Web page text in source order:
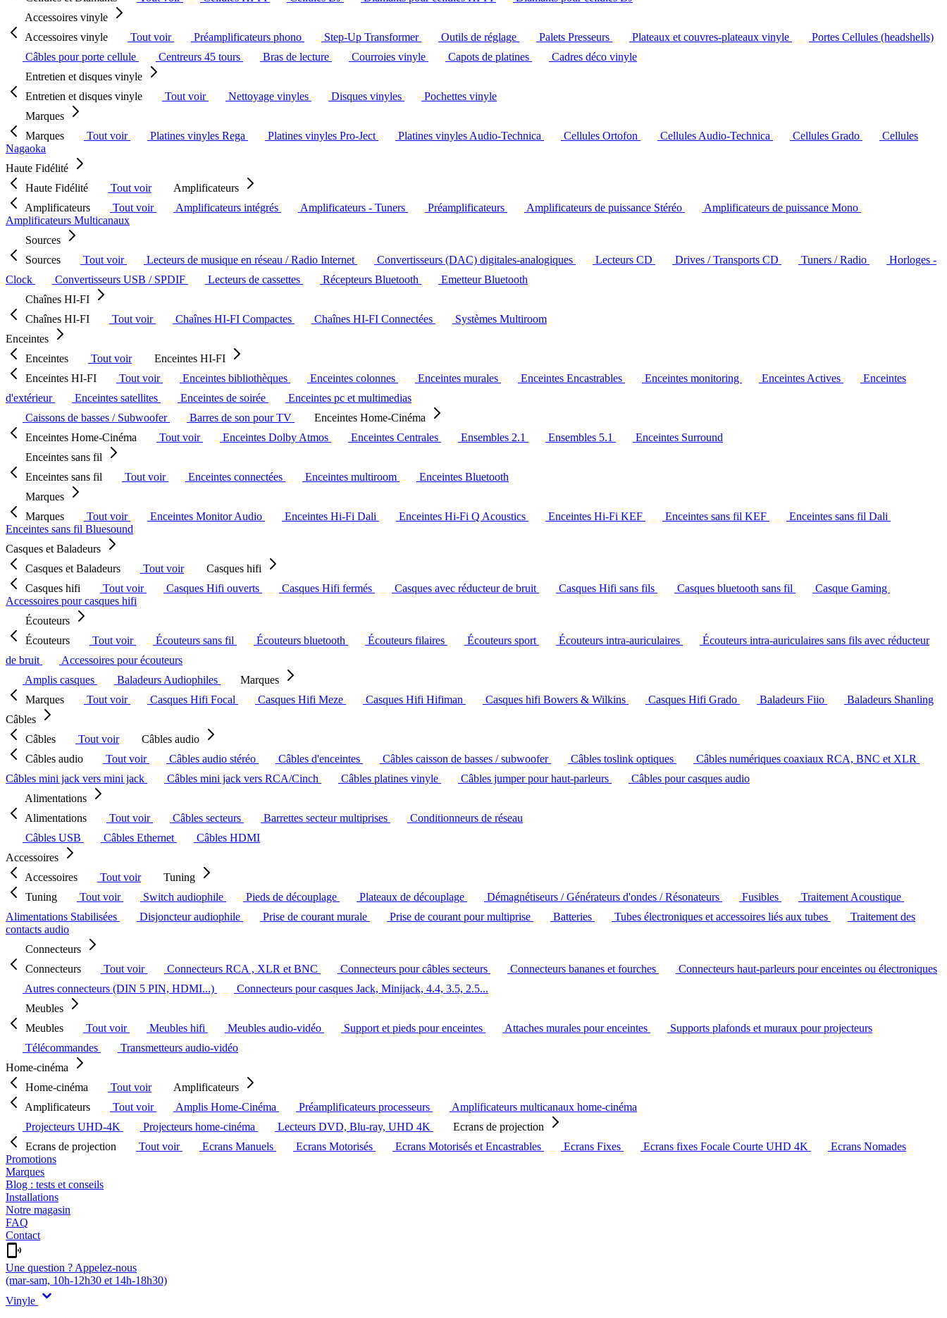
Accessoires vinyle
Accessoires vinyle
Tout voir Préamplificateurs phono Step-Up Transformer Outils de réglage Palets Presseurs Plateaux et couvres-plateaux vinyle
Portes Cellules (headshells)
Câbles pour porte cellule
Centreurs 45 tours Bras de lecture Courroies vinyle Capots de platines
Cadres déco vinyle
Entretien et disques vinyle
Entretien et disques vinyle
Tout voir Nettoyage vinyles Disques vinyles
Pochettes vinyle
Marques
Marques
Tout voir Platines vinyles Rega Platines vinyles Pro-Ject Platines vinyles Audio-Technica Cellules Ortofon Cellules Audio-Technica Cellules Grado
Cellules
Nagaoka
Haute Fidélité
Haute Fidélité
Tout voir
Amplificateurs
Amplificateurs
Tout voir Amplificateurs intégrés Amplificateurs - Tuners Préamplificateurs Amplificateurs de puissance Stéréo
Amplificateurs de puissance Mono
Amplificateurs Multicanaux
Sources
Sources
Tout voir Lecteurs de musique en réseau / Radio Internet Convertisseurs (DAC) digitales-analogiques Lecteurs CD Drives / Transports CD Tuners / Radio
Horloges -
Clock
Convertisseurs USB / SPDIF Lecteurs de cassettes Récepteurs Bluetooth
Emetteur Bluetooth
Chaînes HI-FI
Chaînes HI-FI
Tout voir Chaînes HI-FI Compactes Chaînes HI-FI Connectées
Systèmes Multiroom
Enceintes
Enceintes
Tout voir
Enceintes HI-FI
Enceintes HI-FI
Tout voir Enceintes bibliothèques Enceintes colonnes Enceintes murales Enceintes Encastrables Enceintes monitoring Enceintes Actives
Enceintes
d'extérieur
Enceintes satellites Enceintes de soirée
Enceintes pc et multimedias
Caissons de basses / Subwoofer
Barres de son pour TV
Enceintes Home-Cinéma
Enceintes Home-Cinéma
Tout voir Enceintes Dolby Atmos Enceintes Centrales Ensembles 2.1 Ensembles 5.1
Enceintes Surround
Enceintes sans fil
Enceintes sans fil
Tout voir Enceintes connectées Enceintes multiroom
Enceintes Bluetooth
Marques
Marques
Tout voir Enceintes Monitor Audio Enceintes Hi-Fi Dali Enceintes Hi-Fi Q Acoustics Enceintes Hi-Fi KEF Enceintes sans fil KEF
Enceintes sans fil Dali
Enceintes sans fil Bluesound
Casques et Baladeurs
Casques et Baladeurs
Tout voir
Casques hifi
Casques hifi
Tout voir Casques Hifi ouverts Casques Hifi fermés Casques avec réducteur de bruit Casques Hifi sans fils Casques bluetooth sans fil
Casque Gaming
Accessoires pour casques hifi
Écouteurs
Écouteurs
Tout voir Écouteurs sans fil Écouteurs bluetooth Écouteurs filaires Écouteurs sport Écouteurs intra-auriculaires
Écouteurs intra-auriculaires sans fils avec réducteur
de bruit
Accessoires pour écouteurs
Amplis casques
Baladeurs Audiophiles
Marques
Marques
Tout voir Casques Hifi Focal Casques Hifi Meze Casques Hifi Hifiman Casques hifi Bowers & Wilkins Casques Hifi Grado Baladeurs Fiio
Baladeurs Shanling
Câbles
Câbles
Tout voir
Câbles audio
Câbles audio
Tout voir Câbles audio stéréo Câbles d'enceintes Câbles caisson de basses / subwoofer Câbles toslink optiques
Câbles numériques coaxiaux RCA, BNC et XLR
Câbles mini jack vers mini jack
Câbles mini jack vers RCA/Cinch Câbles platines vinyle Câbles jumper pour haut-parleurs
Câbles pour casques audio
Alimentations
Alimentations
Tout voir Câbles secteurs Barrettes secteur multiprises
Conditionneurs de réseau
Câbles USB
Câbles Ethernet
Câbles HDMI
Accessoires
Accessoires
Tout voir
Tuning
Tuning
Tout voir Switch audiophile Pieds de découplage Plateaux de découplage Démagnétiseurs / Générateurs d'ondes / Résonateurs Fusibles
Traitement Acoustique
Alimentations Stabilisées
Disjoncteur audiophile Prise de courant murale Prise de courant pour multiprise Batteries Tubes électroniques et accessoires liés aux tubes
Traitement des
contacts audio
Connecteurs
Connecteurs
Tout voir Connecteurs RCA , XLR et BNC Connecteurs pour câbles secteurs Connecteurs bananes et fourches
Connecteurs haut-parleurs pour enceintes ou électroniques
Autres connecteurs (DIN 5 PIN, HDMI...)
Connecteurs pour casques Jack, Minijack, 4.4, 3.5, 2.5...
Meubles
Meubles
Tout voir Meubles hifi Meubles audio-vidéo Support et pieds pour enceintes Attaches murales pour enceintes
Supports plafonds et muraux pour projecteurs
Télécommandes
Transmetteurs audio-vidéo
Home-cinéma
Home-cinéma
Tout voir
Amplificateurs
Amplificateurs
Tout voir Amplis Home-Cinéma Préamplificateurs processeurs
Amplificateurs multicanaux home-cinéma
Projecteurs UHD-4K
Projecteurs home-cinéma Lecteurs DVD, Blu-ray, UHD 4K
Ecrans de projection
Ecrans de projection
Tout voir Ecrans Manuels Ecrans Motorisés Ecrans Motorisés et Encastrables Ecrans Fixes Ecrans fixes Focale Courte UHD 4K
Ecrans Nomades
Promotions
Marques
Blog : tests et conseils
Installations
Notre magasin
FAQ
Contact
Une question ? Appelez-nous
(mar-sam, 10h-12h30 et 14h-18h30)
Vinyle